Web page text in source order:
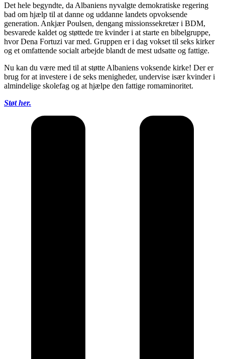
Det hele begyndte, da Albaniens nyvalgte demokratiske regering
bad om hjælp til at danne og uddanne landets opvoksende
generation. Ankjær Poulsen, dengang missionssekretær i BDM,
besvarede kaldet og støttede tre kvinder i at starte en bibelgruppe,
hvor Dena Fortuzi var med. Gruppen er i dag vokset til seks kirker
og et omfattende socialt arbejde blandt de mest udsatte og fattige.
Nu kan du være med til at støtte Albaniens voksende kirke! Der er
brug for at investere i de seks menigheder, undervise især kvinder i
almindelige skolefag og at hjælpe den fattige romaminoritet.
Støt her.